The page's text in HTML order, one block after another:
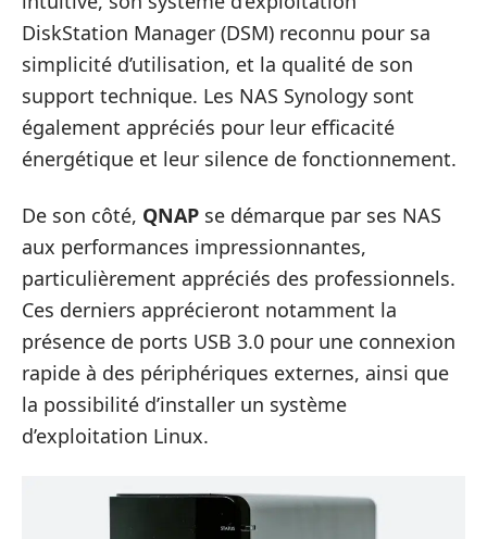
DiskStation Manager (DSM) reconnu pour sa
simplicité d’utilisation, et la qualité de son
support technique. Les NAS Synology sont
également appréciés pour leur efficacité
énergétique et leur silence de fonctionnement.
De son côté, QNAP se démarque par ses NAS
aux performances impressionnantes,
particulièrement appréciés des professionnels.
Ces derniers apprécieront notamment la
présence de ports USB 3.0 pour une connexion
rapide à des périphériques externes, ainsi que
la possibilité d’installer un système
d’exploitation Linux.